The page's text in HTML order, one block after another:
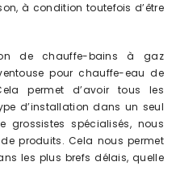
à condition toutefois d’être
de chauffe-bains à gaz
pour chauffe-eau de
permet d’avoir tous les
d’installation dans un seul
spécialisés, nous
produits. Cela nous permet
les plus brefs délais, quelle